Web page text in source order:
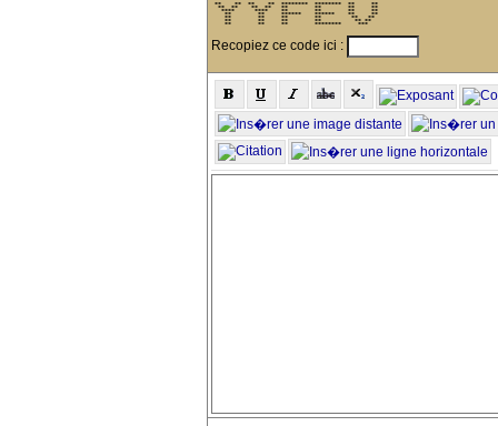
**    **  **    **  ********  ********  **     **
  **  **    **  **   **        **        **     **
   ****      ****    **        **        **     **
    **        **     ******    ******    **     **
    **        **     **        **         **   **
    **        **     **        **          ** **
    **        **     **        ********     ***
Recopiez ce code ici :